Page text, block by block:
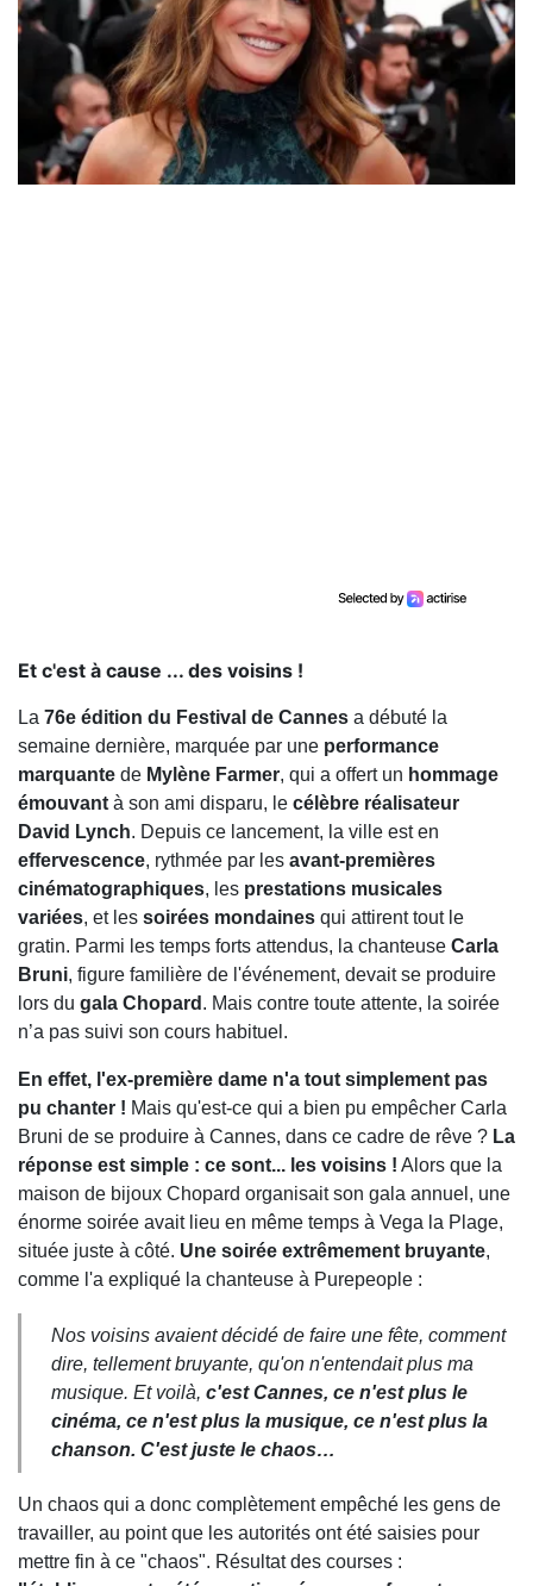
Et c'est à cause ... des voisins !
La 76e édition du Festival de Cannes a débuté la
semaine dernière, marquée par une performance
marquante de Mylène Farmer, qui a offert un hommage
émouvant à son ami disparu, le célèbre réalisateur
David Lynch. Depuis ce lancement, la ville est en
effervescence, rythmée par les avant-premières
cinématographiques, les prestations musicales
variées, et les soirées mondaines qui attirent tout le
gratin. Parmi les temps forts attendus, la chanteuse Carla
Bruni, figure familière de l'événement, devait se produire
lors du gala Chopard . Mais contre toute attente, la soirée
n’a pas suivi son cours habituel.
En effet, l'ex-première dame n'a tout simplement pas
pu chanter ! Mais qu'est-ce qui a bien pu empêcher Carla
Bruni de se produire à Cannes, dans ce cadre de rêve ? La
réponse est simple : ce sont... les voisins ! Alors que la
maison de bijoux Chopard organisait son gala annuel, une
énorme soirée avait lieu en même temps à Vega la Plage,
située juste à côté. Une soirée extrêmement bruyante,
comme l'a expliqué la chanteuse à Purepeople :
Nos voisins avaient décidé de faire une fête, comment
dire, tellement bruyante, qu'on n'entendait plus ma
musique. Et voilà, c'est Cannes, ce n'est plus le
cinéma, ce n'est plus la musique, ce n'est plus la
chanson. C'est juste le chaos…
Un chaos qui a donc complètement empêché les gens de
travailler, au point que les autorités ont été saisies pour
mettre fin à ce "chaos". Résultat des courses :